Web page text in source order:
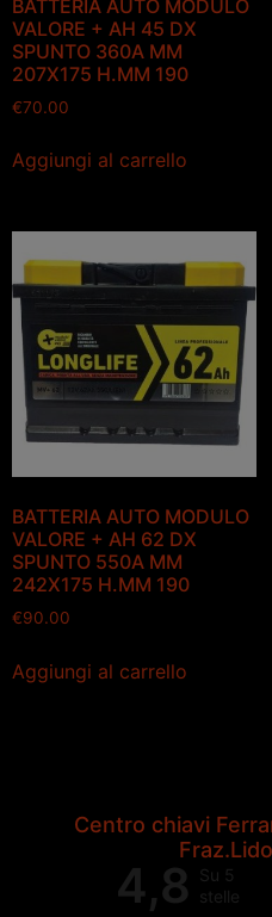
BATTERIA AUTO MODULO
VALORE + AH 45 DX
SPUNTO 360A MM
207X175 H.MM 190
€70.00
Aggiungi al carrello
BATTERIA AUTO MODULO
VALORE + AH 62 DX
SPUNTO 550A MM
242X175 H.MM 190
€90.00
Aggiungi al carrello
Centro chiavi
4,8
Su 5
stelle